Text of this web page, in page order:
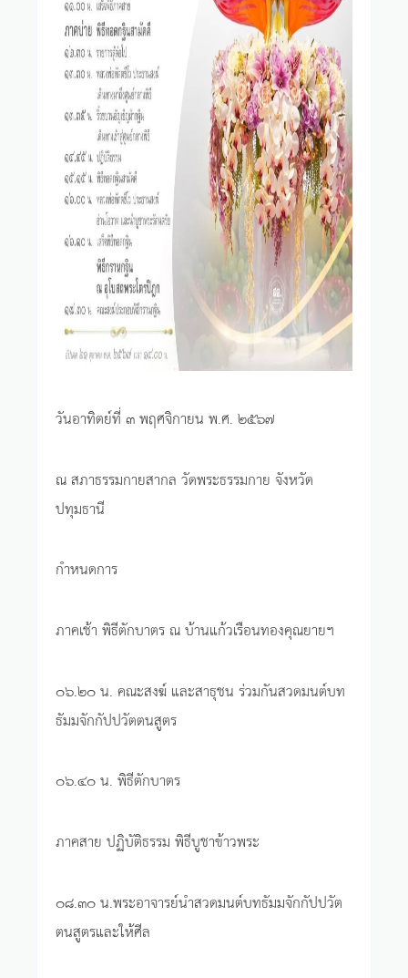
วันอาทิตย์ที่ ๓ พฤศจิกายน พ.ศ. ๒๕๖๗
ณ สภาธรรมกายสากล วัดพระธรรมกาย จังหวัด
ปทุมธานี
กำหนดการ
ภาคเช้า พิธีตักบาตร ณ บ้านแก้วเรือนทองคุณยายฯ
๐๖.๒๐ น. คณะสงฆ์ และสาธุชน ร่วมกันสวดมนต์บท
ธัมมจักกัปปวัตตนสูตร
๐๖.๔๐ น. พิธีตักบาตร
ภาคสาย ปฏิบัติธรรม พิธีบูชาข้าวพระ
๐๘.๓๐ น.พระอาจารย์นำสวดมนต์บทธัมมจักกัปปวัต
ตนสูตรและให้ศีล